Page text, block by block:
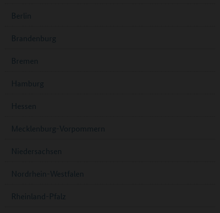
Berlin
Brandenburg
Bremen
Hamburg
Hessen
Mecklenburg-Vorpommern
Niedersachsen
Nordrhein-Westfalen
Rheinland-Pfalz